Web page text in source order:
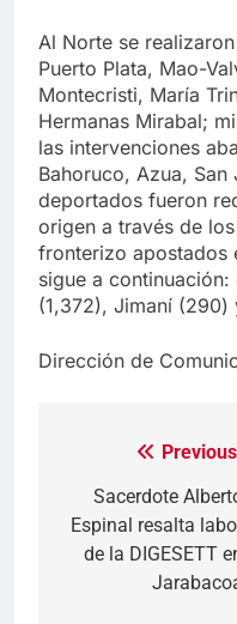
Al Norte se
Puerto Plata, Mao-
Montecristi, María
Hermanas Mirabal;
las intervenciones
Bahoruco, Azua,
deportados fueron
origen a través de
fronterizo apostados
sigue a
(1,372), Jimaní (290)
Dirección de
Navegación
entradas
Sacerdote
Espinal resalta
de la DIGESETT